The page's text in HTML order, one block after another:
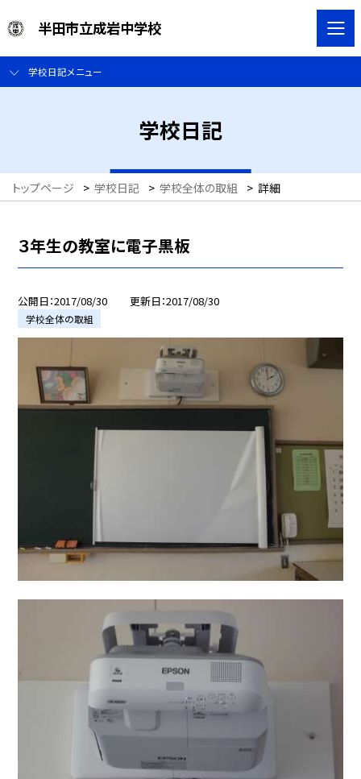
半田市立成岩中学校
学校日記メニュー
学校日記
トップページ > 学校日記 > 学校全体の取組 > 詳細
３年生の教室に電子黒板
公開日 2017/08/30 更新日 2017/08/30
学校全体の取組